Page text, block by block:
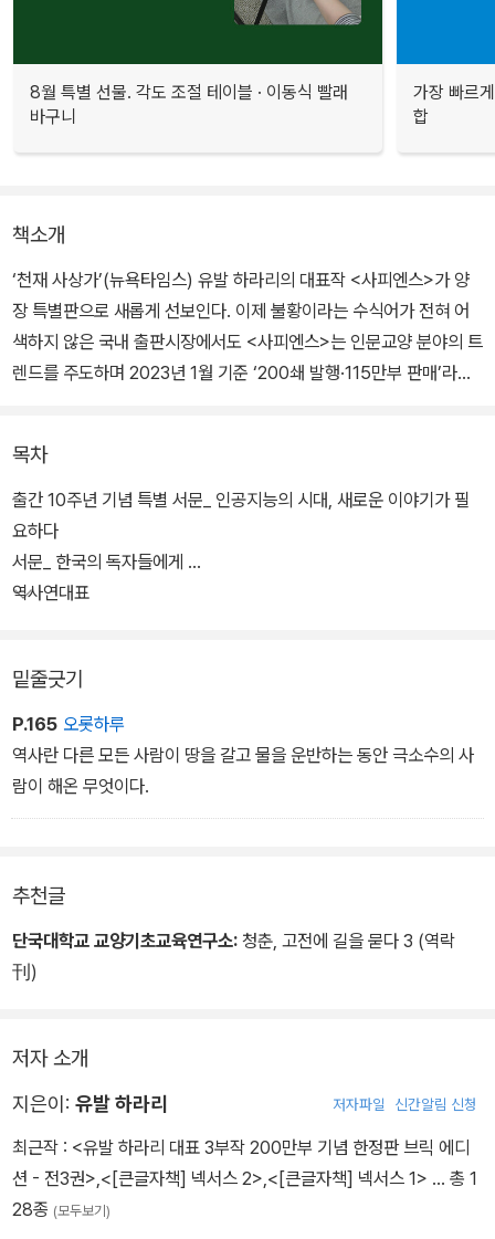
8월 특별 선물. 각도 조절 테이블 · 이동식 빨래
바구니
가장 빠르
합
책소개
‘천재 사상가’(뉴욕타임스) 유발 하라리의 대표작 <사피엔스>가 양
장 특별판으로 새롭게 선보인다. 이제 불황이라는 수식어가 전혀 어
색하지 않은 국내 출판시장에서도 <사피엔스>는 인문교양 분야의 트
렌드를 주도하며 2023년 1월 기준 ‘200쇄 발행·115만부 판매’라는
는 데 반드시 필요하다.
이번 특별판에는 2011년 원서 출간 이후 10년을 돌아보고 위기 상황
을 맞은 인류에게 건네는 제언이 특별 서문으로 수록되었다. 현재 인
류는 그 어느 때보다 어려운 상황을 맞고 있다. 난국을 헤쳐나가기 위
한 개인적인 소회보다는 유례없는 난관을 헤쳐나가기 위해 동료 사피
엔스에게 전하는 호소가 담겨 있다.
목차
출간 10주년 기념 특별 서문_ 인공지능의 시대, 새로운 이야기가 필
요하다
서문_ 한국의 독자들에게
역사연대표
밑줄긋기
P.165 오롯하루
역사란 다른 모든 사람이 땅을 갈고 물을 운반하는 동안 극소수의 사
람이 해온 무엇이다.
추천글
단국대학교 교양기초교육연구소: 청춘, 고전에 길을 묻다 3 (역락
刊)
저자 소개
지은이: 유발 하라리 저자파일 신간알림 신청
최근작 : <유발 하라리 대표 3부작 200만부 기념 한정판 브릭 에디
션 - 전3권>,<[큰글자책] 넥서스 2>,<[큰글자책] 넥서스 1> … 총 1
28종 (모두보기)